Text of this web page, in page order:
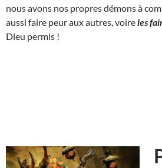
nous avons nos propres démons à
aussi faire peur aux autres, voireles
Dieu permis !